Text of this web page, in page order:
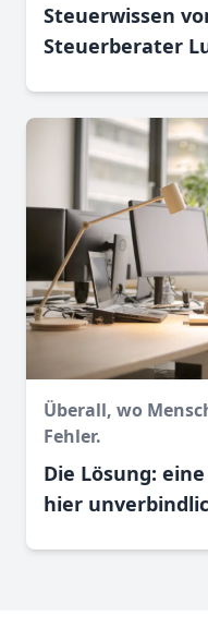
Steuerwissen
Steuerberater
Überall, wo
Fehler.
Die Lösung:
hier